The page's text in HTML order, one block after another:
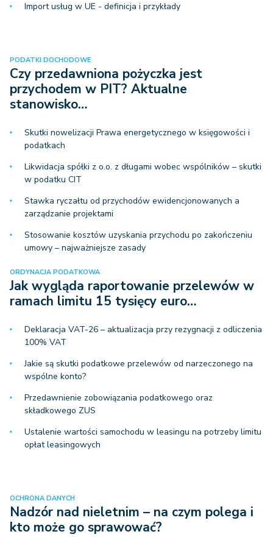
Import usług w UE - definicja i przykłady
PODATKI DOCHODOWE
Czy przedawniona pożyczka jest
przychodem w PIT? Aktualne
stanowisko…
Skutki nowelizacji Prawa energetycznego w księgowości i
podatkach
Likwidacja spółki z o.o. z długami wobec wspólników – skutki
w podatku CIT
Stawka ryczałtu od przychodów ewidencjonowanych a
zarządzanie projektami
Stosowanie kosztów uzyskania przychodu po zakończeniu
umowy – najważniejsze zasady
ORDYNACJA PODATKOWA
Jak wygląda raportowanie przelewów w
ramach limitu 15 tysięcy euro…
Deklaracja VAT-26 – aktualizacja przy rezygnacji z odliczenia
100% VAT
Jakie są skutki podatkowe przelewów od narzeczonego na
wspólne konto?
Przedawnienie zobowiązania podatkowego oraz
składkowego ZUS
Ustalenie wartości samochodu w leasingu na potrzeby limitu
opłat leasingowych
OCHRONA DANYCH
Nadzór nad nieletnim – na czym polega i
kto może go sprawować?